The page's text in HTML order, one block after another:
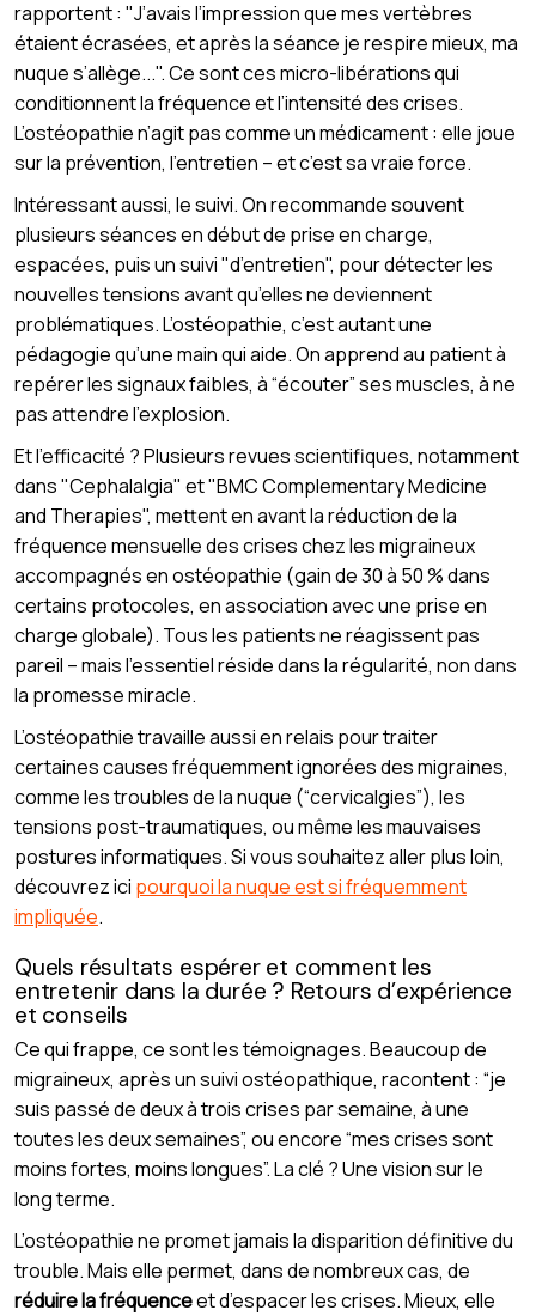
rapportent : "J’avais l’impression que mes vertèbres
étaient écrasées, et après la séance je respire mieux, ma
nuque s’allège...". Ce sont ces micro-libérations qui
conditionnent la fréquence et l’intensité des crises.
L’ostéopathie n’agit pas comme un médicament : elle joue
sur la prévention, l’entretien – et c’est sa vraie force.
Intéressant aussi, le suivi. On recommande souvent
plusieurs séances en début de prise en charge,
espacées, puis un suivi "d’entretien", pour détecter les
nouvelles tensions avant qu’elles ne deviennent
problématiques. L’ostéopathie, c’est autant une
pédagogie qu’une main qui aide. On apprend au patient à
repérer les signaux faibles, à “écouter” ses muscles, à ne
pas attendre l’explosion.
Et l’efficacité ? Plusieurs revues scientifiques, notamment
dans "Cephalalgia" et "BMC Complementary Medicine
and Therapies", mettent en avant la réduction de la
fréquence mensuelle des crises chez les migraineux
accompagnés en ostéopathie (gain de 30 à 50 % dans
certains protocoles, en association avec une prise en
charge globale). Tous les patients ne réagissent pas
pareil – mais l’essentiel réside dans la régularité, non dans
la promesse miracle.
L’ostéopathie travaille aussi en relais pour traiter
certaines causes fréquemment ignorées des migraines,
comme les troubles de la nuque (“cervicalgies”), les
tensions post-traumatiques, ou même les mauvaises
postures informatiques. Si vous souhaitez aller plus loin,
découvrez ici pourquoi la nuque est si fréquemment
impliquée.
Quels résultats espérer et comment les
entretenir dans la durée ? Retours d’expérience
et conseils
Ce qui frappe, ce sont les témoignages. Beaucoup de
migraineux, après un suivi ostéopathique, racontent : “je
suis passé de deux à trois crises par semaine, à une
toutes les deux semaines”, ou encore “mes crises sont
moins fortes, moins longues”. La clé ? Une vision sur le
long terme.
L’ostéopathie ne promet jamais la disparition définitive du
trouble. Mais elle permet, dans de nombreux cas, de
réduire la fréquenceet d’espacer les crises. Mieux, elle